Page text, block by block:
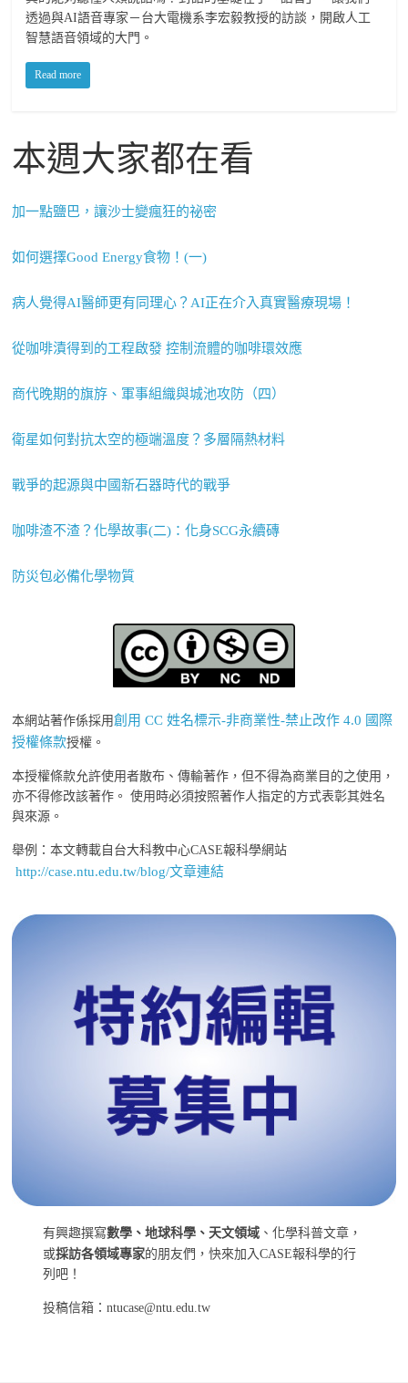
透過與AI語音專家－台大電機系李宏毅教授的訪談，開啟人工
智慧語音領域的大門。
Read more
本週大家都在看
加一點鹽巴，讓沙士變瘋狂的祕密
如何選擇Good Energy食物！(一)
病人覺得AI醫師更有同理心？AI正在介入真實醫療現場！
從咖啡漬得到的工程啟發 控制流體的咖啡環效應
商代晚期的旗斿、軍事組織與城池攻防（四）
衛星如何對抗太空的極端溫度？多層隔熱材料
戰爭的起源與中國新石器時代的戰爭
咖啡渣不渣？化學故事(二)：化身SCG永續磚
防災包必備化學物質
本網站著作係採用創用 CC 姓名標示-非商業性-禁止改作 4.0 國際
授權條款授權。
本授權條款允許使用者散布、傳輸著作，但不得為商業目的之使用，
亦不得修改該著作。 使用時必須按照著作人指定的方式表彰其姓名
與來源。
舉例：本文轉載自台大科教中心CASE報科學網站
http://case.ntu.edu.tw/blog/文章連結
有興趣撰寫數學、地球科學、天文領域 、化學科普文章，
或採訪各領域專家的朋友們，快來加入CASE報科學的行
列吧！
投稿信箱：ntucase@ntu.edu.tw